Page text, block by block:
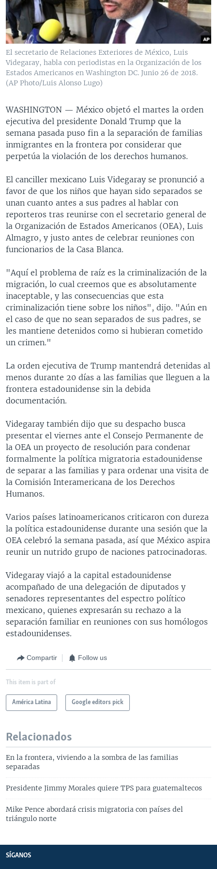
VENEZUELA
BRASIL
NICARAGUA
ECONOMÍA
ENTRETENIMIENTO Y CULTURA
TECNOLOGÍA
DEPORTES
CIENCIA Y SALUD
MULTIMEDIA
VIDEOS
FOTOGRAFÍA
AUDIOS
PROGRAMAS TV
EL MUNDO AL DÍA
FORO INTERAMERICANO
VISIÓN 360
PANORAMA
RADIO
AVANCE INFORMATIVO
AUDIONOTICIAS
ESTADOS UNIDOS AL DÍA
EL MUNDO AL DÍA [RADIO]
FORO [RADIO]
NOTA ECONÓMICA
ENTRETENIMIENTO
DIRECT
DOCUMENTALES DE LA VOA
SÍGANOS
Idiomas
El secretario de Relaciones Exteriores de México, Luis
Videgaray, habla con periodistas en la Organización de los
Estados Americanos en Washington DC. Junio 26 de 2018.
(AP Photo/Luis Alonso Lugo)
WASHINGTON — México objetó el martes la orden
ejecutiva del presidente Donald Trump que la
semana pasada puso fin a la separación de familias
inmigrantes en la frontera por considerar que
perpetúa la violación de los derechos humanos.
El canciller mexicano Luis Videgaray se pronunció a
favor de que los niños que hayan sido separados se
unan cuanto antes a sus padres al hablar con
reporteros tras reunirse con el secretario general de
la Organización de Estados Americanos (OEA), Luis
Almagro, y justo antes de celebrar reuniones con
funcionarios de la Casa Blanca.
"Aquí el problema de raíz es la criminalización de la
migración, lo cual creemos que es absolutamente
inaceptable, y las consecuencias que esta
criminalización tiene sobre los niños", dijo. "Aún en
el caso de que no sean separados de sus padres, se
les mantiene detenidos como si hubieran cometido
un crimen."
La orden ejecutiva de Trump mantendrá detenidas al
menos durante 20 días a las familias que lleguen a la
frontera estadounidense sin la debida
documentación.
Videgaray también dijo que su despacho busca
presentar el viernes ante el Consejo Permanente de
la OEA un proyecto de resolución para condenar
formalmente la política migratoria estadounidense
de separar a las familias y para ordenar una visita de
la Comisión Interamericana de los Derechos
Humanos.
Varios países latinoamericanos criticaron con dureza
la política estadounidense durante una sesión que la
OEA celebró la semana pasada, así que México aspira
reunir un nutrido grupo de naciones patrocinadoras.
Videgaray viajó a la capital estadounidense
acompañado de una delegación de diputados y
senadores representantes del espectro político
mexicano, quienes expresarán su rechazo a la
separación familiar en reuniones con sus homólogos
estadounidenses.
Compartir Follow us
This item is part of
América Latina Google editors pick
Relacionados
En la frontera, viviendo a la sombra de las familias
separadas
Presidente Jimmy Morales quiere TPS para guatemaltecos
Mike Pence abordará crisis migratoria con países del
triángulo norte
SÍGANOS